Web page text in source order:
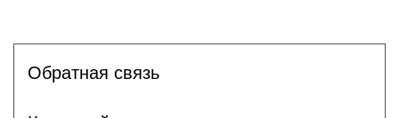
Обратная связь